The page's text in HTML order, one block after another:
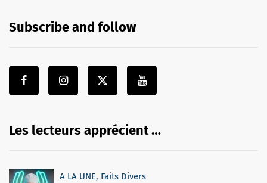
Subscribe and follow
Les lecteurs apprécient …
A LA UNE, Faits Divers